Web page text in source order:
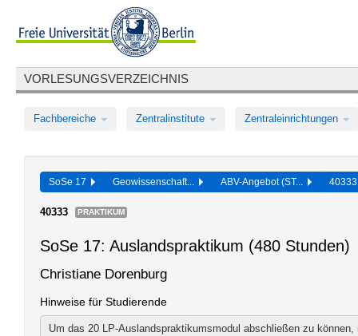
VORLESUNGSVERZEICHNIS
Fachbereiche Zentralinstitute Zentraleinrichtungen
SoSe 17 Geowissenschaft... ABV-Angebot (ST...
40333 PRAKTIKUM
SoSe 17: Auslandspraktikum (480 Stunden)
Christiane Dorenburg
Hinweise für Studierende
Um das 20 LP-Auslandspraktikumsmodul abschließen zu